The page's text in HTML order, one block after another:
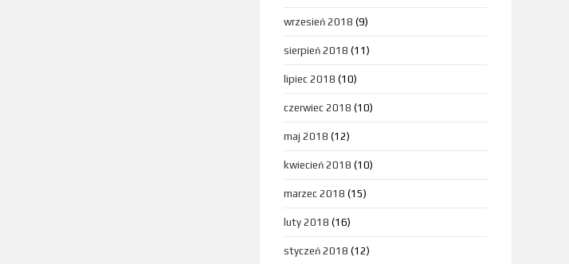
wrzesień 2018 (9)
sierpień 2018 (11)
lipiec 2018 (10)
czerwiec 2018 (10)
maj 2018 (12)
kwiecień 2018 (10)
marzec 2018 (15)
luty 2018 (16)
styczeń 2018 (12)